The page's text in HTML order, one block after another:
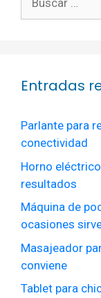
Entradas
Parlante para
conectividad
Horno
resultados
Máquina de
ocasiones
Masajeador
conviene
Tablet para